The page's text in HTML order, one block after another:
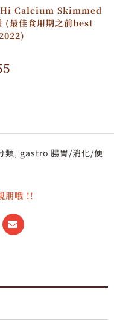
Hi Calcium Skimmed
佳食用期之前best
目
價
格：
類, gastro 腸胃/消化/便
朋哦 !!